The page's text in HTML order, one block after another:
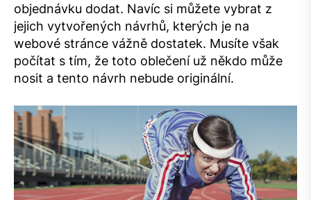
objednávku dodat. Navíc si můžete vybrat z
jejich vytvořených návrhů, kterých je na
webové stránce vážně dostatek. Musíte však
počítat s tím, že toto oblečení už někdo může
nosit a tento návrh nebude originální.